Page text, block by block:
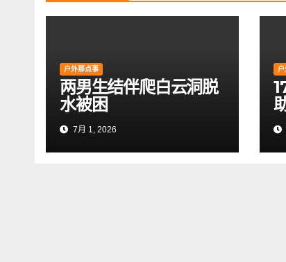
户外那点事
两男生结伴爬白云洞脱
水被困
7月 1, 2026